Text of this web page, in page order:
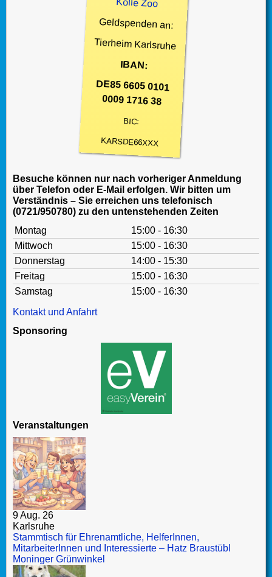
Kölle Zoo
Geldspenden an:
Tierheim Karlsruhe
IBAN:
DE85 6605 0101
0009 1716 38
BIC:
KARSDE66XXX
Besuche können nur nach vorheriger Anmeldung
über Telefon oder E-Mail erfolgen. Wir bitten um
Verständnis – Sie erreichen uns telefonisch
(0721/950780) zu den untenstehenden Zeiten
Montag
15:00 - 16:30
Mittwoch
15:00 - 16:30
Donnerstag
14:00 - 15:30
Freitag
15:00 - 16:30
Samstag
15:00 - 16:30
Kontakt und Anfahrt
Sponsoring
Veranstaltungen
9 Aug. 26
Karlsruhe
Stammtisch für Ehrenamtliche, HelferInnen,
MitarbeiterInnen und Interessierte – Hatz Braustübl
Moninger Grünwinkel